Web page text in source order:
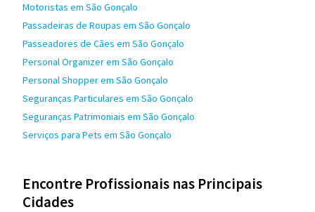
Motoristas em São Gonçalo
Passadeiras de Roupas em São Gonçalo
Passeadores de Cães em São Gonçalo
Personal Organizer em São Gonçalo
Personal Shopper em São Gonçalo
Seguranças Particulares em São Gonçalo
Seguranças Patrimoniais em São Gonçalo
Serviços para Pets em São Gonçalo
Encontre Profissionais nas Principais
Cidades